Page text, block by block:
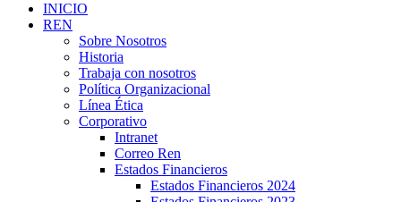
INICIO
REN
Sobre Nosotros
Historia
Trabaja con nosotros
Política Organizacional
Línea Ética
Corporativo
Intranet
Correo Ren
Estados Financieros
Estados Financieros 2024